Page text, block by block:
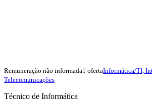
Remuneração não informada1 ofertaInformática/TI,
Telecomunicações
Técnico de Informática